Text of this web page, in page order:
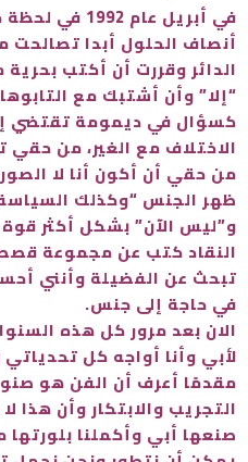
في أبريل عام
أنصاف الحلول أبدا
الدائر وقررت أن أكتب
“إلا” وأن أشتبك مع
كسؤال في ديمومة تقتضي
الاختلاف مع الغير، من حقي
من حقي أن أكون أنا لا
ظهر الجنس “وكذلك
و”ليس الآن” بشكل أكثر
النقاد كتب عن مجموعة
تبحث عن الفضيلة وأنني
في حاجة إلى جنس.
الان بعد مرور كل هذه
لأبي وأنا أواجه كل
مقدمًا أعرف أن الفن هو
التجريب والابتكار وأن هذا
صنعها أبي وأكملنا بلورتها